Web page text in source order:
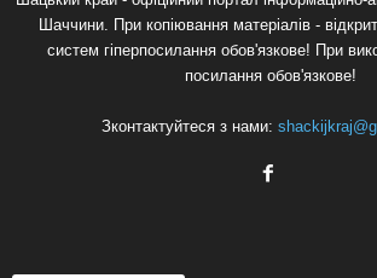
Шаччини. При копіювання матеріалів -
систем гіперпосилання обов'язкове! При
посилання обов'язкове!
Зконтактуйтеся з нами: